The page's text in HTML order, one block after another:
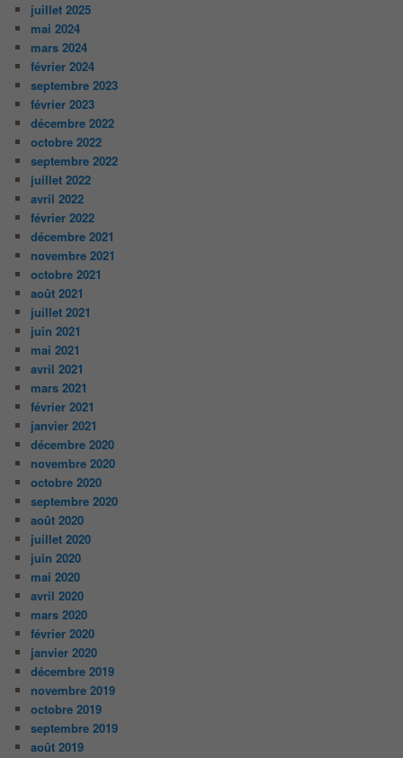
juillet 2025
mai 2024
mars 2024
février 2024
septembre 2023
février 2023
décembre 2022
octobre 2022
septembre 2022
juillet 2022
avril 2022
février 2022
décembre 2021
novembre 2021
octobre 2021
août 2021
juillet 2021
juin 2021
mai 2021
avril 2021
mars 2021
février 2021
janvier 2021
décembre 2020
novembre 2020
octobre 2020
septembre 2020
août 2020
juillet 2020
juin 2020
mai 2020
avril 2020
mars 2020
février 2020
janvier 2020
décembre 2019
novembre 2019
octobre 2019
septembre 2019
août 2019